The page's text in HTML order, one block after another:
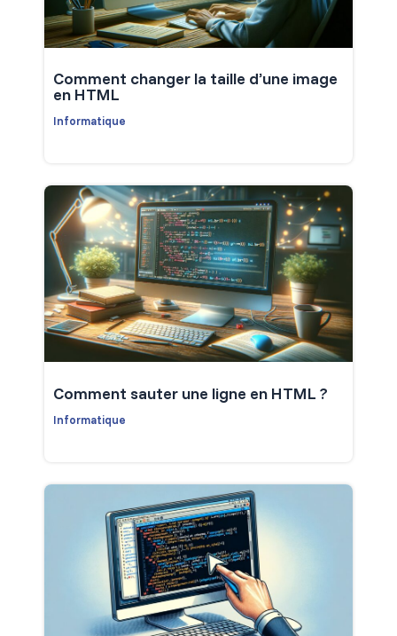
Comment changer la taille d’une image
en HTML
Informatique
Comment sauter une ligne en HTML ?
Informatique